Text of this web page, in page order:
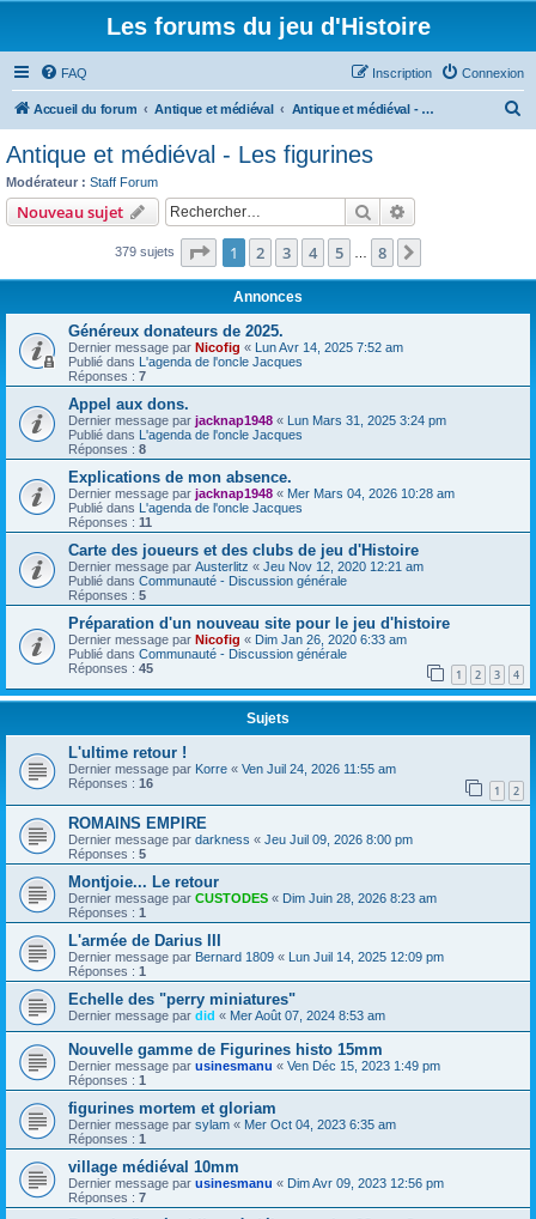
Les forums du jeu d'Histoire
FAQ Connexion
Inscription
Accueil du forum Antique et médiéval Antique et médiéval - Les figurines
c
Antique et médiéval - Les figurines
Modérateur : Staff Forum
Nouveau sujet Rechercher
379 sujets Page 1sur8
1 2 3 4 5 8
Annonces
Généreux donateurs de 2025.
Dernier message par Nicofig « Lun Avr 14, 2025 7:52 am
Publié dans L'agenda de l'oncle Jacques
Réponses : 7
Appel aux dons.
Dernier message par jacknap1948 « Lun Mars 31, 2025 3:24 pm
Publié dans L'agenda de l'oncle Jacques
Réponses : 8
Explications de mon absence.
Dernier message par jacknap1948 « Mer Mars 04, 2026 10:28 am
Publié dans L'agenda de l'oncle Jacques
Réponses : 11
Carte des joueurs et des clubs de jeu d'Histoire
Dernier message par Austerlitz « Jeu Nov 12, 2020 12:21 am
Publié dans Communauté - Discussion générale
Réponses : 5
Préparation d'un nouveau site pour le jeu d'histoire
Dernier message par Nicofig « Dim Jan 26, 2020 6:33 am
Publié dans Communauté - Discussion générale
Réponses : 45 1 2 3 4
Sujets
L'ultime retour !
Dernier message par Korre « Ven Juil 24, 2026 11:55 am
Réponses : 16 1 2
ROMAINS EMPIRE
Dernier message par darkness « Jeu Juil 09, 2026 8:00 pm
Réponses : 5
Montjoie... Le retour
Dernier message par CUSTODES « Dim Juin 28, 2026 8:23 am
Réponses : 1
L'armée de Darius III
Dernier message par Bernard 1809 « Lun Juil 14, 2025 12:09 pm
Réponses : 1
Echelle des "perry miniatures"
Dernier message par did « Mer Août 07, 2024 8:53 am
Nouvelle gamme de Figurines histo 15mm
Dernier message par usinesmanu « Ven Déc 15, 2023 1:49 pm
Réponses : 1
figurines mortem et gloriam
Dernier message par sylam « Mer Oct 04, 2023 6:35 am
Réponses : 1
village médiéval 10mm
Dernier message par usinesmanu « Dim Avr 09, 2023 12:56 pm
Réponses : 7